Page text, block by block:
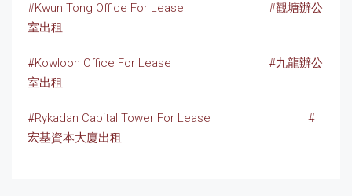
#Kwun Tong Office For Lease
#觀塘辦公
室出租
#Kowloon Office For Lease
#九龍辦公
室出租
#Rykadan Capital Tower For Lease
#
宏基資本大廈出租